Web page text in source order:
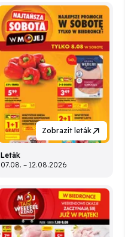
Zobrazit leták
Leták
07.08. – 12.08.2026